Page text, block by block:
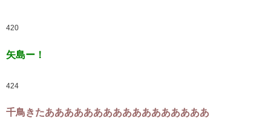
420
矢島ー！
424
千鳥きたあああああああああああああああああ